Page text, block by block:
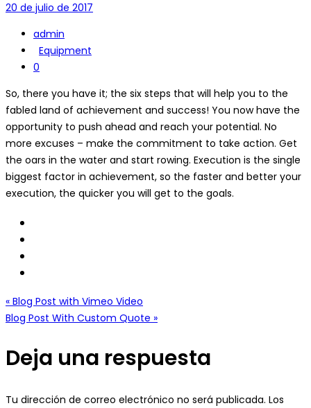
20 de julio de 2017
admin
Equipment
0
So, there you have it; the six steps that will help you to the
fabled land of achievement and success! You now have the
opportunity to push ahead and reach your potential. No
more excuses – make the commitment to take action. Get
the oars in the water and start rowing. Execution is the single
biggest factor in achievement, so the faster and better your
execution, the quicker you will get to the goals.
Navegación
de
entradas
« Blog Post with Vimeo Video
Blog Post With Custom Quote »
Deja una respuesta
Tu dirección de correo electrónico no será publicada. Los